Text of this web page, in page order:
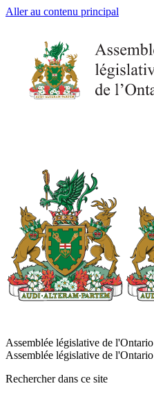
Aller au contenu principal
Assemblée législative de l'Ontario
Assemblée législative de l'Ontario
Rechercher dans ce site